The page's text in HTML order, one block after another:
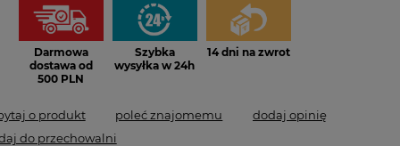
Darmowa
dostawa od
500 PLN
Szybka
wysyłka w 24h
14 dni na zwrot
o produkt poleć znajomemu
dodaj opinię
do przechowalni